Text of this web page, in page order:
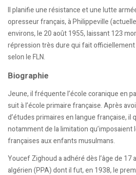
Il planifie une résistance et une lutte
opresseur français, à Philippeville
environs, le 20 août 1955, laissant 123
répression très dure qui fait officiellement
selon le FLN.
Biographie
Jeune, il fréquente l’école coraniqueen
suit à l’école primairefrançaise. Après
d’études primairesen langue française, il
notamment de la limitation qu’imposaient
françaises aux enfants musulmans.
Youcef Zighoud a adhéré dès l’âge de 17
algérien (PPA) dont il fut, en 1938, le